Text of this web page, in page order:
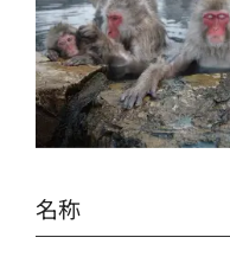
名称